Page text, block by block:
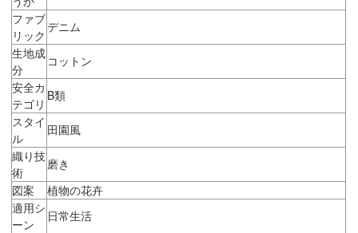
ファブ
リック
デニム
生地成
分
コットン
安全カ
テゴリ
B類
スタイ
ル
田園風
織り技
術
磨き
図案
植物の花卉
適用シ
ーン
日常生活